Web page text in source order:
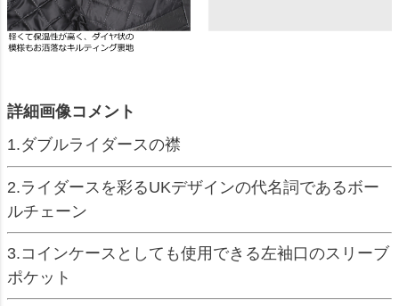
詳細画像コメント
1.ダブルライダースの襟
2.ライダースを彩るUKデザインの代名詞であるボー
ルチェーン
3.コインケースとしても使用できる左袖口のスリーブ
ポケット